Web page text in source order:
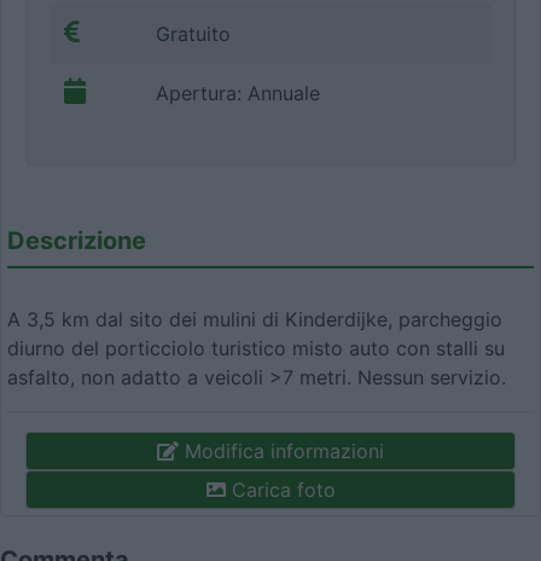
Gratuito
Apertura: Annuale
Descrizione
A 3,5 km dal sito dei mulini di Kinderdijke, parcheggio
diurno del porticciolo turistico misto auto con stalli su
asfalto, non adatto a veicoli >7 metri. Nessun servizio.
Modifica informazioni
Carica foto